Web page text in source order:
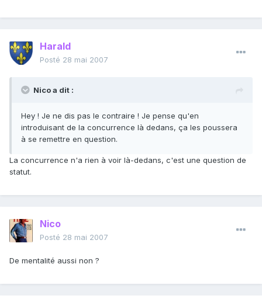
Harald
Posté 28 mai 2007
Nico a dit :
Hey ! Je ne dis pas le contraire ! Je pense qu'en
introduisant de la concurrence là dedans, ça les poussera
à se remettre en question.
La concurrence n'a rien à voir là-dedans, c'est une question de
statut.
Nico
Posté 28 mai 2007
De mentalité aussi non ?